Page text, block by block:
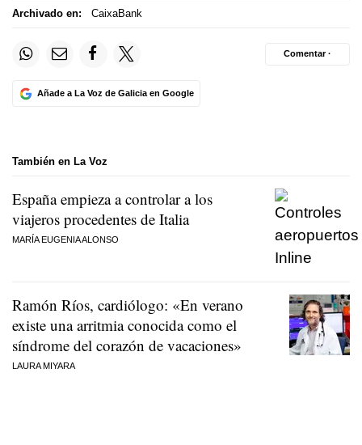
Archivado en: CaixaBank
Añade a La Voz de Galicia en Google
Comentar ·
También en La Voz
España empieza a controlar a los
viajeros procedentes de Italia
MARÍA EUGENIA ALONSO
Ramón Ríos, cardiólogo: «En verano
existe una arritmia conocida como el
síndrome del corazón de vacaciones»
LAURA MIYARA